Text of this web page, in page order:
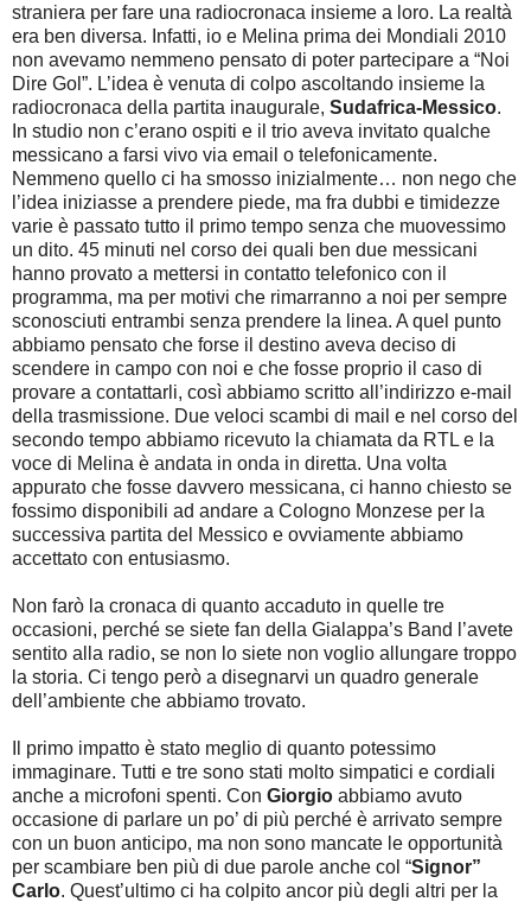
straniera per fare una radiocronaca insieme a loro. La realtà
era ben diversa. Infatti, io e Melina prima dei Mondiali 2010
non avevamo nemmeno pensato di poter partecipare a “Noi
Dire Gol”. L’idea è venuta di colpo ascoltando insieme la
radiocronaca della partita inaugurale, Sudafrica-Messico.
In studio non c’erano ospiti e il trio aveva invitato qualche
messicano a farsi vivo via email o telefonicamente.
Nemmeno quello ci ha smosso inizialmente… non nego che
l’idea iniziasse a prendere piede, ma fra dubbi e timidezze
varie è passato tutto il primo tempo senza che muovessimo
un dito. 45 minuti nel corso dei quali ben due messicani
hanno provato a mettersi in contatto telefonico con il
programma, ma per motivi che rimarranno a noi per sempre
sconosciuti entrambi senza prendere la linea. A quel punto
abbiamo pensato che forse il destino aveva deciso di
scendere in campo con noi e che fosse proprio il caso di
provare a contattarli, così abbiamo scritto all’indirizzo e-mail
della trasmissione. Due veloci scambi di mail e nel corso del
secondo tempo abbiamo ricevuto la chiamata da RTL e la
voce di Melina è andata in onda in diretta. Una volta
appurato che fosse davvero messicana, ci hanno chiesto se
fossimo disponibili ad andare a Cologno Monzese per la
successiva partita del Messico e ovviamente abbiamo
accettato con entusiasmo.
Non farò la cronaca di quanto accaduto in quelle tre
occasioni, perché se siete fan della Gialappa’s Band l’avete
sentito alla radio, se non lo siete non voglio allungare troppo
la storia. Ci tengo però a disegnarvi un quadro generale
dell’ambiente che abbiamo trovato.
Il primo impatto è stato meglio di quanto potessimo
immaginare. Tutti e tre sono stati molto simpatici e cordiali
anche a microfoni spenti. Con Giorgio abbiamo avuto
occasione di parlare un po’ di più perché è arrivato sempre
con un buon anticipo, ma non sono mancate le opportunità
per scambiare ben più di due parole anche col “Signor”
Carlo. Quest’ultimo ci ha colpito ancor più degli altri per la